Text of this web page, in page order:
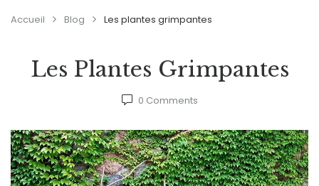
Accueil Blog Les plantes grimpantes
Les Plantes Grimpantes
0 Comments